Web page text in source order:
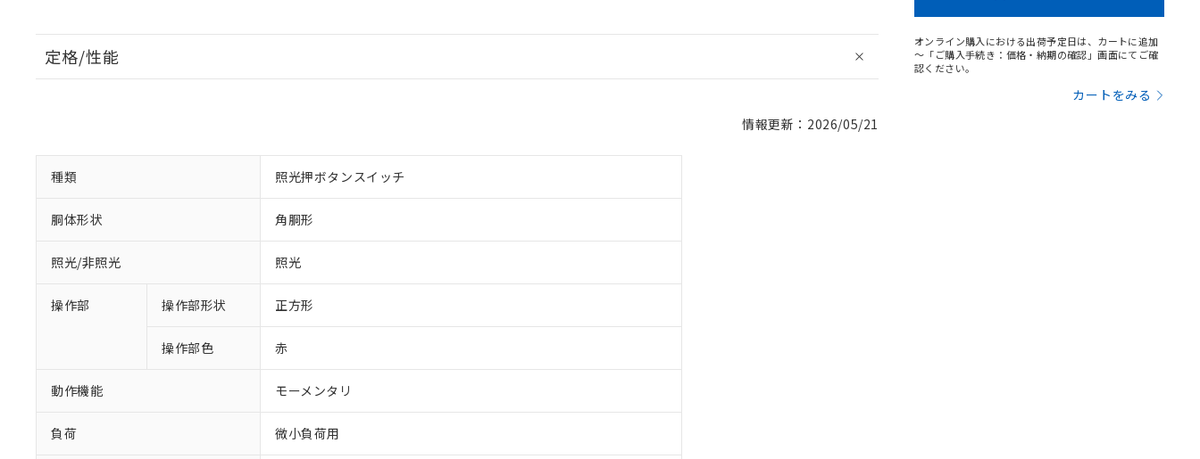
定格/性能
情報更新：2026/05/21
種類 照光押ボタンスイッチ
胴体形状 角胴形
照光/非照光 照光
操作部 操作部形状 正方形
操作部色 赤
動作機能 モーメンタリ
負荷 微小負荷用
オンライン購入における出荷予定日は、カートに追加
～「ご購入手続き：価格・納期の確認」画面にてご確
認ください。
カートをみる